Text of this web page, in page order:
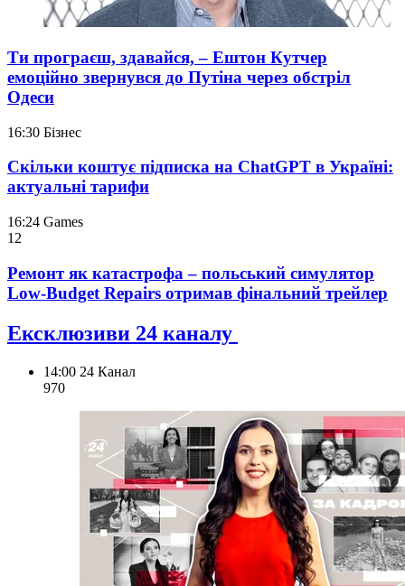
Ти програєш, здавайся, – Ештон Кутчер
емоційно звернувся до Путіна через обстріл
Одеси
16:30 Бізнес
Скільки коштує підписка на ChatGPT в Україні:
актуальні тарифи
16:24 Games
12
Ремонт як катастрофа – польський симулятор
Low-Budget Repairs отримав фінальний трейлер
Ексклюзиви 24 каналу
14:00 24 Канал
970